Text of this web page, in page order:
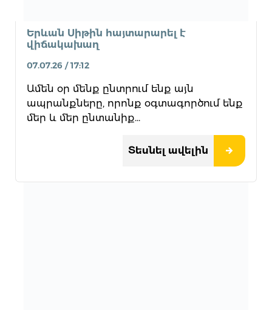
Երևան Սիթին հայտարարել է
վիճակախաղ
07.07.26 / 17:12
Ամեն օր մենք ընտրում ենք այն
ապրանքները, որոնք օգտագործում ենք
մեր և մեր ընտանիք...
Տեսնել ավելին